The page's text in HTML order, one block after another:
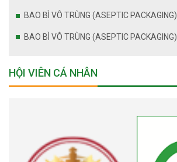
BAO BÌ VÔ TRÙNG (ASEPTIC PACKAGING)
BAO BÌ VÔ TRÙNG (ASEPTIC PACKAGING)
HỘI VIÊN CÁ NHÂN